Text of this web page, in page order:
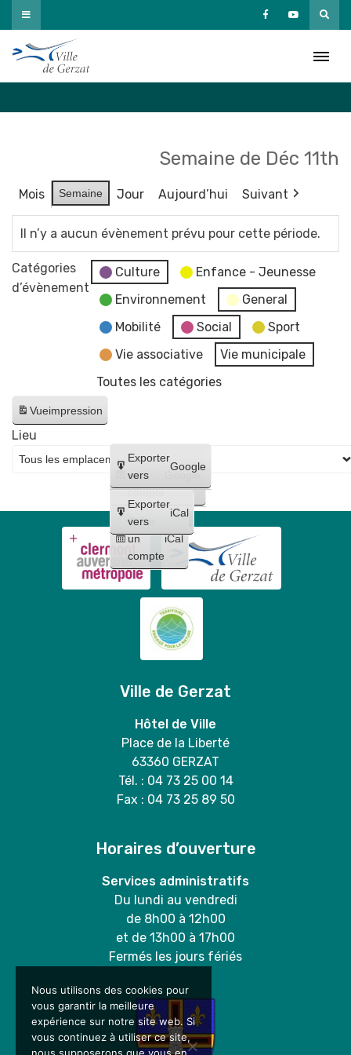
Passer
au
contenu
Semaine de Déc 11th
Mois Semaine Jour Aujourd’hui Suivant
Il n’y a aucun évènement prévu pour cette période.
Catégories
d’évènement
Culture
Enfance - Jeunesse
Environnement
General
Mobilité
Social
Sport
Vie associative
Vie municipale
Toutes les catégories
Vueimpression
Créer
un
compte
Google
Créer
un
compte
iCal
Exporter
vers
Google
Exporter
vers
iCal
Lieu
Ville de Gerzat
Hôtel de Ville
Place de la Liberté
63360 GERZAT
Tél. : 04 73 25 00 14
Fax : 04 73 25 89 50
Horaires d’ouverture
Services administratifs
Du lundi au vendredi
de 8h00 à 12h00
et de 13h00 à 17h00
Fermés les jours fériés
Nous utilisons des cookies pour
vous garantir la meilleure
expérience sur notre site web. Si
vous continuez à utiliser ce site,